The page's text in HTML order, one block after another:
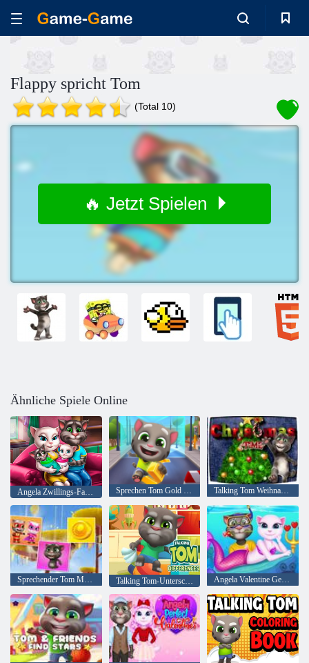
Flappy spricht Tom
(Total 10)
🔥 Jetzt Spielen
Ähnliche Spiele Online
Angela Zwillings-Familien-Tag Sprechen Tom Gold Online laufen Talking Tom Weihnachtszeit
Sprechender Tom Match'Up Talking Tom-Unterschiede Angela Valentine Geschichte Tiefes Wasser